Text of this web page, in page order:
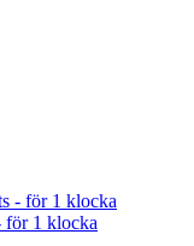
för 1 klocka